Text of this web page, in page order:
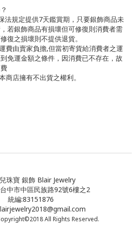
法規定提供7天鑑賞期，只要銀飾商品未
若銀飾商品有損壞但可修復則消費者需
復之損壞則不提供退貨。
費由賣家負擔,但當初寄貨給消費者之運
免運金額之條件，因消費已不存在，故
商店擁有不出貨之權利。
珠寶 銀飾 Blair Jewelry
中市中區民族路92號6樓之2
統編:83151876
All Rights Reserved.